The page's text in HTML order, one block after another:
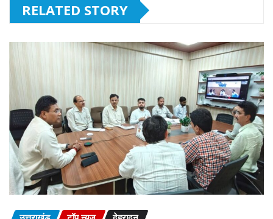
RELATED STORY